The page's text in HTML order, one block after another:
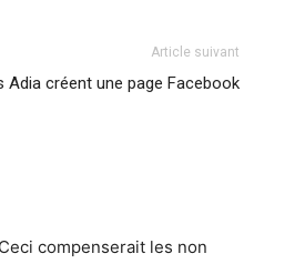
Article suivant
Adia créent une page Facebook
compenserait les non